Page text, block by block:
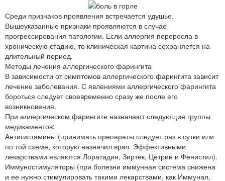
Среди признаков проявления встречается удушье.
Вышеуказанные признаки проявляются в случае
прогрессирования патологии. Если аллергия переросла в
хроническую стадию, то клиническая картина сохраняется на
длительный период.
Методы лечения аллергического фарингита
В зависимости от симптомов аллергического фарингита зависит
лечение заболевания. С явлениями аллергического фарингита
бороться следует своевременно сразу же после его
возникновения.
При аллергическом фарингите назначают следующие группы
медикаментов:
Антигистамины (принимать препараты следует раз в сутки или
по той схеме, которую назначил врач. Эффективными
лекарствами являются Лоратадин, Зиртек, Цетрин и Фенистил).
Иммуностимуляторы (при болезни иммунная система снижена
и ее нужно стимулировать такими лекарствами, как Иммунал,